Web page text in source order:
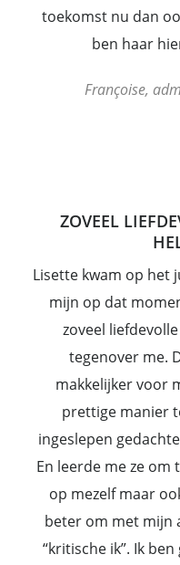
toekomst nu dan
ben haar
Françoise,
ZOVEEL
Lisette kwam op het
mijn op dat
zoveel
tegenover me.
makkelijker voor
prettige manier
ingeslepen
En leerde me ze om
op mezelf maar
beter om met mijn
“kritische ik”. Ik